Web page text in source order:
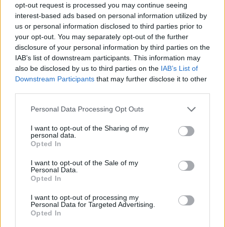
opt-out request is processed you may continue seeing
interest-based ads based on personal information utilized by
us or personal information disclosed to third parties prior to
your opt-out. You may separately opt-out of the further
disclosure of your personal information by third parties on the
IAB’s list of downstream participants. This information may
also be disclosed by us to third parties on the IAB’s List of
Downstream Participants that may further disclose it to other
Please note that this website/app uses one or more Google
not limited to your visit or usage behaviour. You may click to
grant or deny consent to Google and its third-party tags to
use your data for below specified purposes in below Google
consent section.
Personal Data Processing Opt Outs
I want to opt-out of the Sharing of my
personal data.
Opted In
I want to opt-out of the Sale of my
Personal Data.
Opted In
I want to opt-out of processing my
Personal Data for Targeted Advertising.
Opted In
gazdájának egy kis plusz szeretetre.
Ma, 31 évesen Lyon rákmentes. Már nincs szüksége
kezelésre, és az orvosai kiválónak tartják a kilátásait.
A története fontos figyelmeztetés mindenkinek. Érdemes
komolyan venni a test jelzéseit, még fiatal korban is. Az
orvosok szerint a székletben megjelenő vér, a szokatlan
fáradtság, a megmagyarázhatatlan fogyás vagy a székelési
szokások változása olyan tünetek, amelyeket nem szabad
félvállról venni.